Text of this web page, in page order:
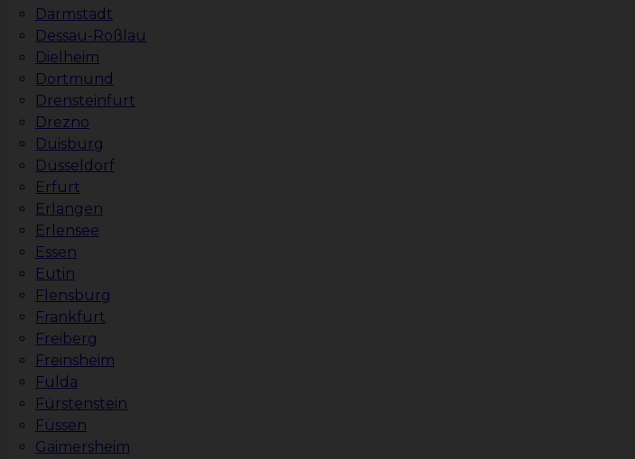
Darmstadt
Dessau-Roßlau
Dielheim
Dortmund
Drensteinfurt
Drezno
Duisburg
Düsseldorf
Erfurt
Erlangen
Erlensee
Essen
Eutin
Flensburg
Frankfurt
Freiberg
Freinsheim
Fulda
Fürstenstein
Füssen
Gaimersheim